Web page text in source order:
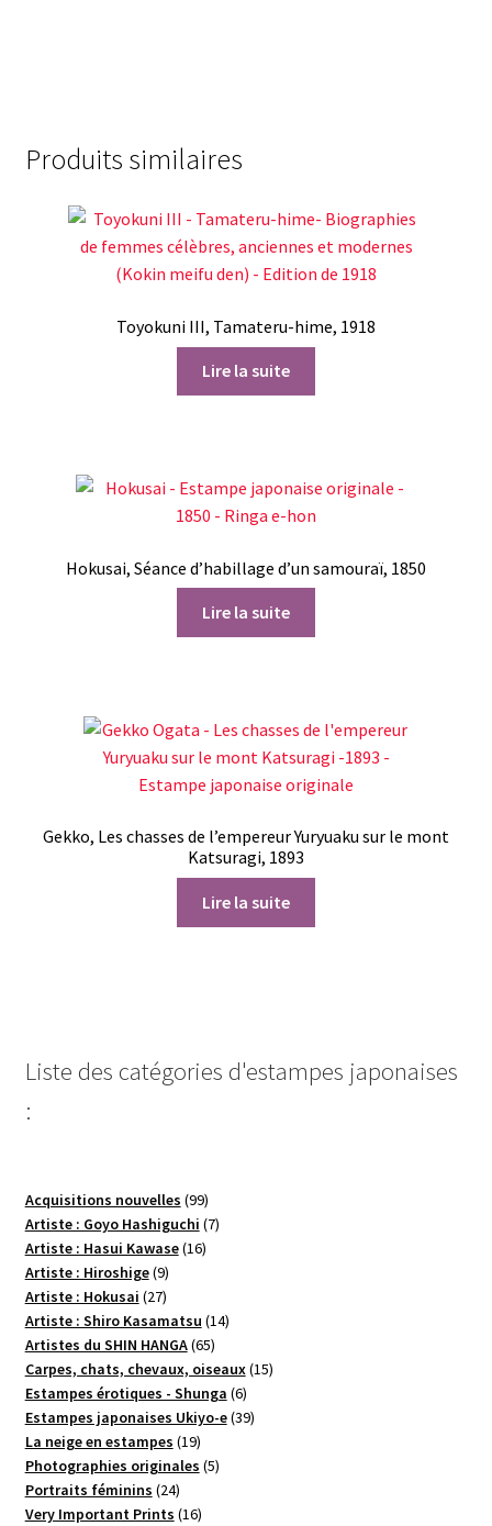
Produits similaires
Toyokuni III, Tamateru-hime, 1918
Lire la suite
Hokusai, Séance d’habillage d’un samouraï, 1850
Lire la suite
Gekko, Les chasses de l’empereur Yuryuaku sur le mont
Katsuragi, 1893
Lire la suite
Liste des catégories d'estampes japonaises
:
Acquisitions nouvelles 9999
produits
Artiste : Goyo Hashiguchi 77
Artiste : Hasui Kawase 1616
Artiste : Hiroshige 99
produits
Artiste : Hokusai 2727
produits
Artiste : Shiro Kasamatsu 1414
Artistes du SHIN HANGA 6565
produits
Carpes, chats, chevaux, oiseaux 1515
Estampes érotiques - Shunga 66
produits
Estampes japonaises Ukiyo-e 3939
La neige en estampes 1919
produits
Photographies originales 55
Portraits féminins 2424
produits
Very Important Prints 1616